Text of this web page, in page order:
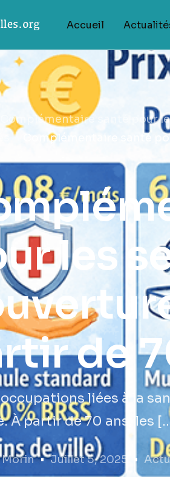
Accueil
Complémentaire santé pour
Complémentaire santé
les
de
liées à la
À partir de 70 ans, les
Morin Juillet 5, 2025